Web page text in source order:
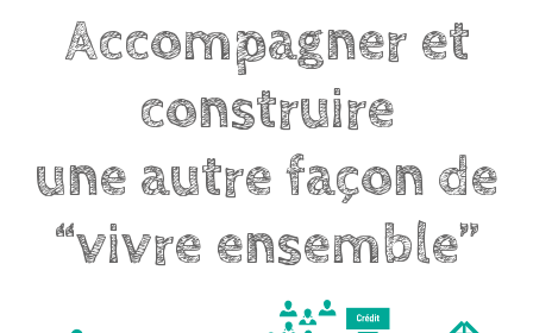
Accompagner et
construire
une autre façon de
“vivre ensemble”